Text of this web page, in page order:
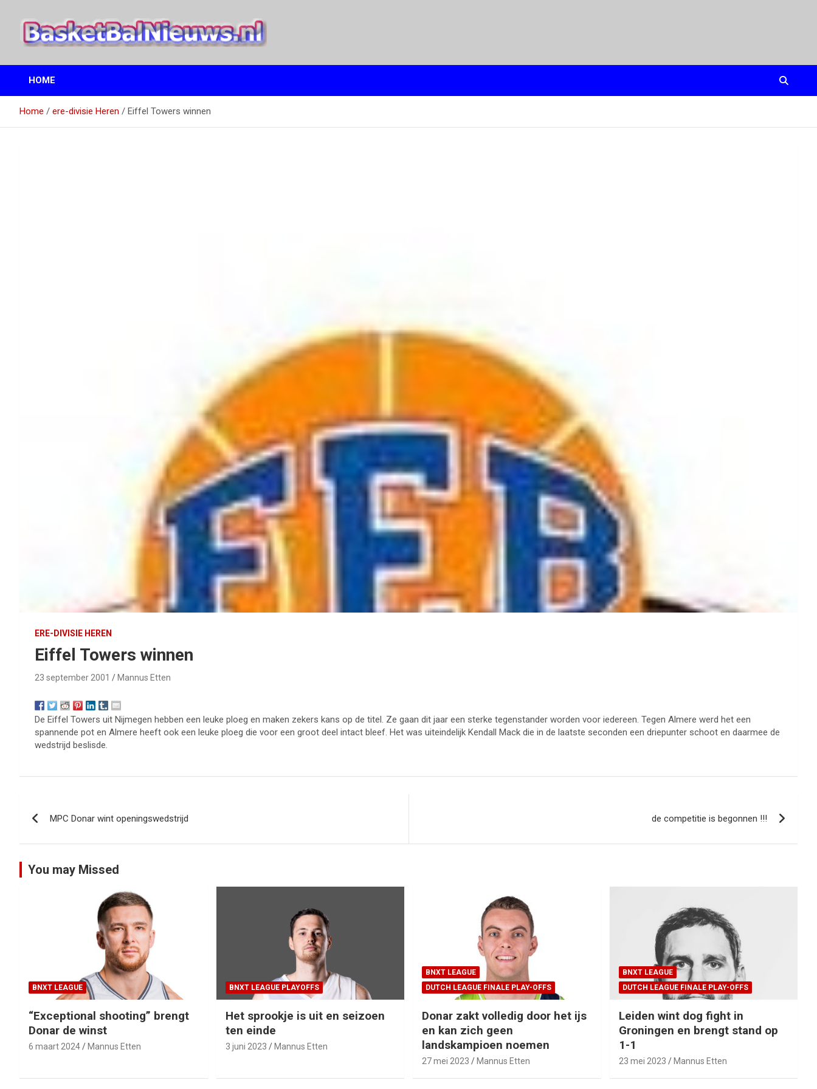
inhoud
BasketBalNieuws.nl
Etten
HOME
Home ere-divisie Heren Eiffel Towers winnen
ERE-DIVISIE HEREN
Eiffel Towers winnen
23 september 2001 Mannus Etten
De Eiffel Towers uit Nijmegen hebben een leuke ploeg en maken zekers kans op de titel. Ze gaan dit jaar een sterke tegenstander worden voor iedereen. Tegen Almere werd het een
spannende pot en Almere heeft ook een leuke ploeg die voor een groot deel intact bleef. Het was uiteindelijk Kendall Mack die in de laatste seconden een driepunter schoot en daarmee de
wedstrijd beslisde.
navigatie
MPC Donar wint openingswedstrijd de competitie is begonnen !!!
You may Missed
BNXT LEAGUE
“Exceptional shooting” brengt
Donar de winst
6 maart 2024 Mannus Etten
BNXT LEAGUE PLAYOFFS
Het sprookje is uit en seizoen
ten einde
3 juni 2023 Mannus Etten
BNXT LEAGUE
DUTCH LEAGUE FINALE PLAY-OFFS
Donar zakt volledig door het ijs
en kan zich geen
landskampioen noemen
27 mei 2023 Mannus Etten
BNXT LEAGUE
DUTCH LEAGUE FINALE PLAY-OFFS
Leiden wint dog fight in
Groningen en brengt stand op
1-1
23 mei 2023 Mannus Etten